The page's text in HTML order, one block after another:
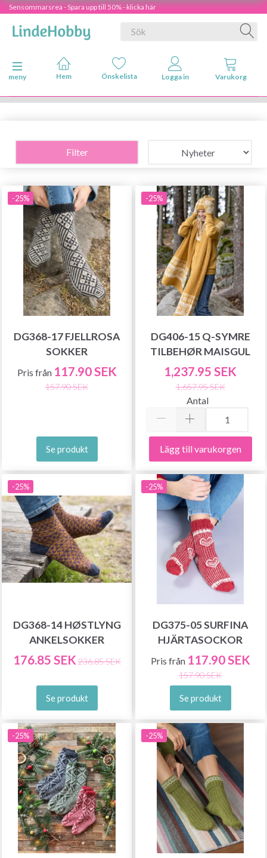
Sensommarsrea - Spara upp till 50% - klicka här
Ändra navigering
meny
Filter
-25%
DG368-17 FJELLROSA
SOKKER
Pris från 117.90 SEK
157.90 SEK
Se produkt
-25%
DG406-15 Q-SYMRE
TILBEHØR MAISGUL
1,237.95 SEK
1,657.95 SEK
Antal
Lägg till varukorgen
-25%
DG368-14 HØSTLYNG
ANKELSOKKER
176.85 SEK 236.85 SEK
Se produkt
-25%
DG375-05 SURFINA
HJÄRTASOCKOR
Pris från 117.90 SEK
157.90 SEK
Se produkt
-25% -25%